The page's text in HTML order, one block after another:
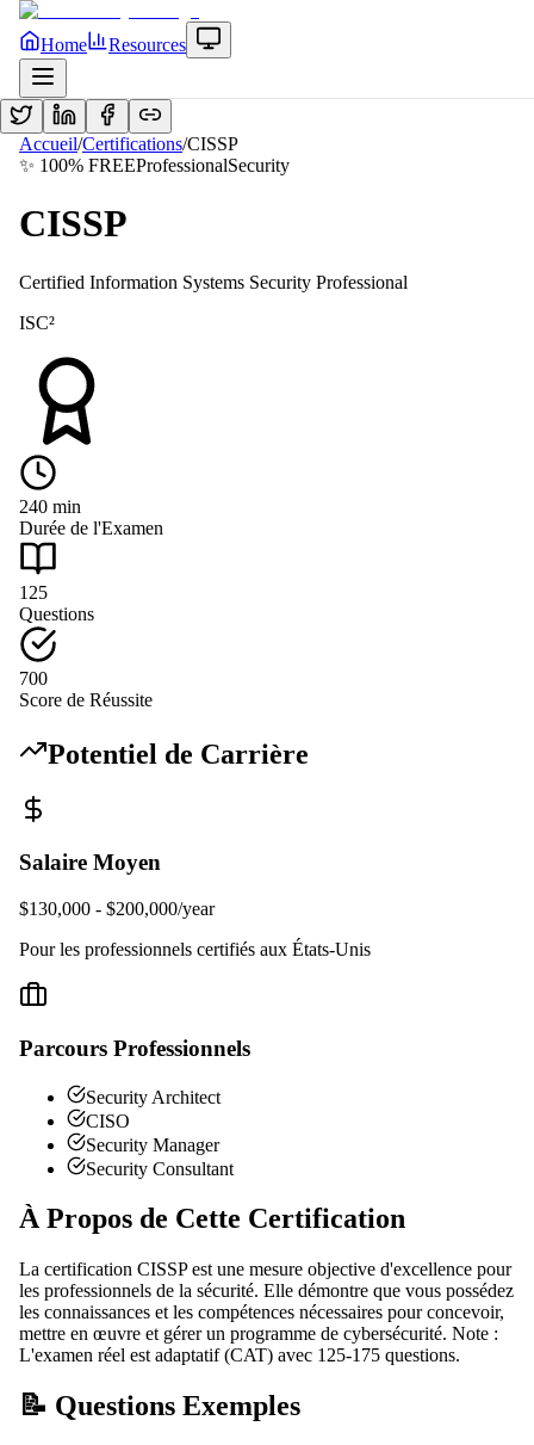
Home Resources
Accueil/Certifications/CISSP
✨ 100% FREEProfessionalSecurity
CISSP
Certified Information Systems Security Professional
ISC²
240 min
Durée de l'Examen
125
Questions
700
Score de Réussite
Potentiel de Carrière
Salaire Moyen
$130,000 - $200,000/year
Pour les professionnels certifiés aux États-Unis
Parcours Professionnels
Security Architect
CISO
Security Manager
Security Consultant
À Propos de Cette Certification
La certification CISSP est une mesure objective d'excellence pour
les professionnels de la sécurité. Elle démontre que vous possédez
les connaissances et les compétences nécessaires pour concevoir,
mettre en œuvre et gérer un programme de cybersécurité. Note :
L'examen réel est adaptatif (CAT) avec 125-175 questions.
📝 Questions Exemples